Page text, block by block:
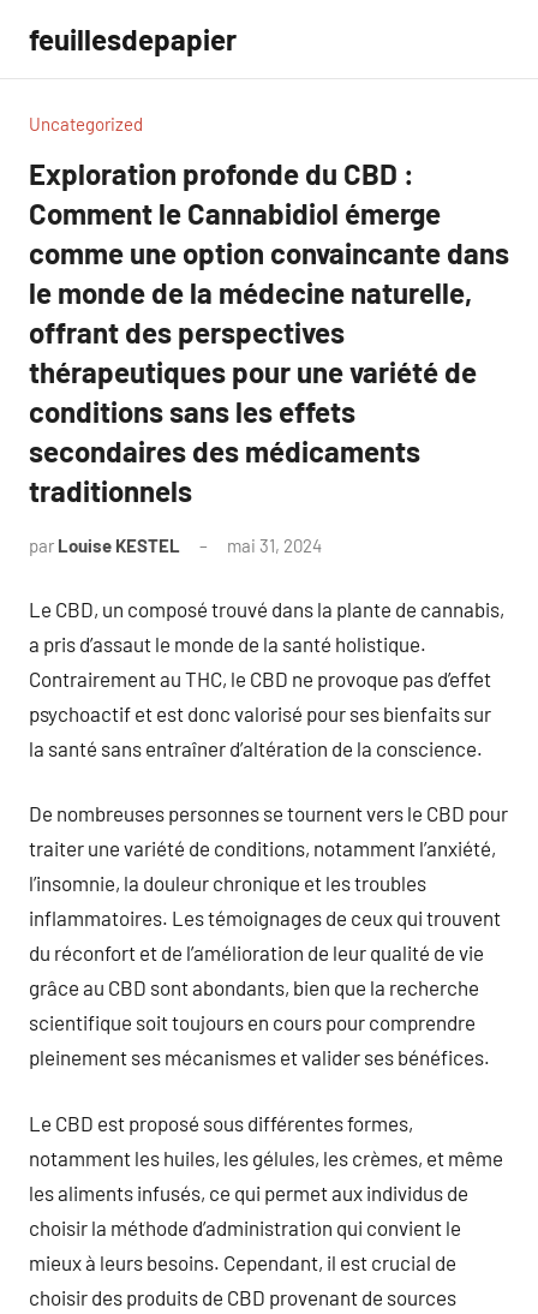
contenu
feuillesdepapier
Uncategorized
Exploration profonde du CBD :
Comment le Cannabidiol émerge
comme une option convaincante dans
le monde de la médecine naturelle,
offrant des perspectives
thérapeutiques pour une variété de
conditions sans les effets
secondaires des médicaments
traditionnels
par Louise KESTEL mai 31, 2024
Le CBD, un composé trouvé dans la plante de cannabis,
a pris d’assaut le monde de la santé holistique.
Contrairement au THC, le CBD ne provoque pas d’effet
psychoactif et est donc valorisé pour ses bienfaits sur
la santé sans entraîner d’altération de la conscience.
De nombreuses personnes se tournent vers le CBD pour
traiter une variété de conditions, notamment l’anxiété,
l’insomnie, la douleur chronique et les troubles
inflammatoires. Les témoignages de ceux qui trouvent
du réconfort et de l’amélioration de leur qualité de vie
grâce au CBD sont abondants, bien que la recherche
scientifique soit toujours en cours pour comprendre
pleinement ses mécanismes et valider ses bénéfices.
Le CBD est proposé sous différentes formes,
notamment les huiles, les gélules, les crèmes, et même
les aliments infusés, ce qui permet aux individus de
choisir la méthode d’administration qui convient le
mieux à leurs besoins. Cependant, il est crucial de
choisir des produits de CBD provenant de sources